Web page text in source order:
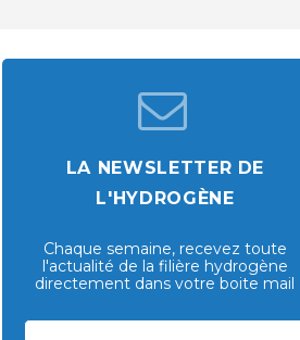
LA NEWSLETTER DE
L'HYDROGÈNE
Chaque semaine, recevez toute
l'actualité de la filière hydrogène
directement dans votre boite mail